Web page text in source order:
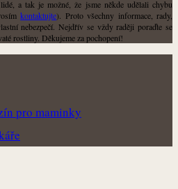
a tak je možné, že jsme někde udělali chybu
kontaktujte). Proto všechny informace, rady,
nebezpečí. Nejdřív se vždy raději poraďte se
rostliny. Děkujeme za pochopení!
pro maminky